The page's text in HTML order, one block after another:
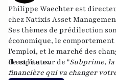
Philippe Waechter est
chezNatixis Asset
Ses thèmes de prédilection
économique, le
l'emploi, et le marché des
de capitaux.
Il est l'auteur de "Subprime,
financière qui va changer